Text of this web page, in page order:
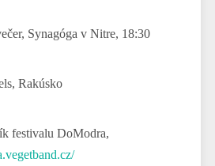
Synagóga v Nitre, 18:30
Rakúsko
festivalu DoModra,